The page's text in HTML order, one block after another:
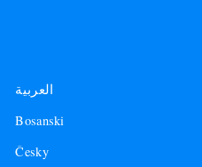
العربية
Bosanski
Česky